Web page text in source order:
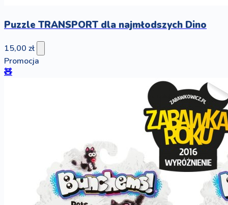
Puzzle TRANSPORT dla najmłodszych Dino
15,00 zł
Promocja
🧸